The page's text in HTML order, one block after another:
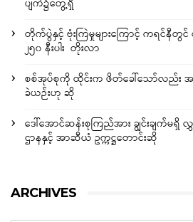
ပျက်၌တွေ့ရှိ
တိုက်ပွဲနှင့် ဗုံးကြဲမှုများကြောင့် ကရင်နီတွ
၂၅၀ နီးပါး တိုးလာ
စစ်အုပ်စုကို ထိုင်းက ဖိတ်ခေါ်သော်လည်
ခဲယဉ်းဟု ဆို
ဒေါ်အောင်ဆန်းစုကြည်အား ချွင်းချက်မရှိ လွှ
ဌာနနှင့် အာဆီယံ ဥက္ကဋ္ဌတောင်းဆို
ARCHIVES